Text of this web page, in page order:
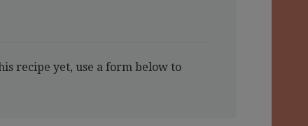
recipe yet, use a form below to